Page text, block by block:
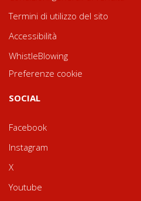
Termini di utilizzo del sito
Accessibilità
WhistleBlowing
Preferenze cookie
SOCIAL
Facebook
Instagram
X
Youtube